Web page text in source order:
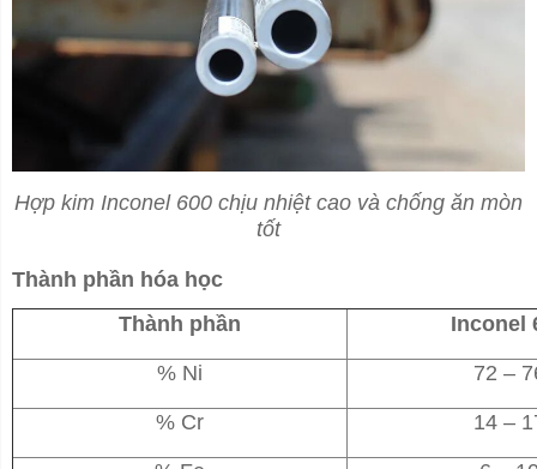
Hợp kim Inconel 600 chịu nhiệt cao và chống ăn mòn
tốt
Thành phần hóa học
Thành phần
Inconel
% Ni 72 –
% Cr 14 –